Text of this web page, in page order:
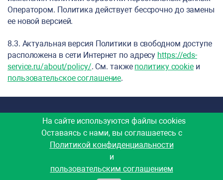
Оператором. Политика действует бессрочно до замены
ее новой версией.
8.3. Актуальная версия Политики в свободном доступе
расположена в сети Интернет по адресу https://eds-
service.ru/about/policy/. См. также политику cookieи
пользовательское соглашение.
Проект-Сервис Групп
КонфиденциальностьСоглашениеCookieОферта
© 2026 ООО «Проект-Сервис Групп». Все права защищены.
На сайте используются файлы cookies
Оставаясь с нами, вы соглашаетесь с
Политикой конфиденциальности
и
пользовательским соглашением